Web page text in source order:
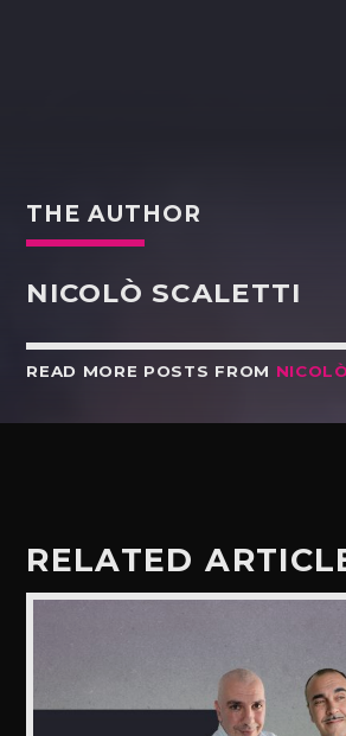
THE AUTHOR
NICOLÒ SCALETTI
READ MORE POSTS FROM
RELATED